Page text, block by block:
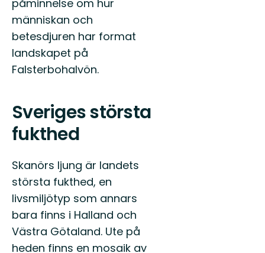
påminnelse om hur
människan och
betesdjuren har format
landskapet på
Falsterbohalvön.
Sveriges största
fukthed
Skanörs ljung är landets
största fukthed, en
livsmiljötyp som annars
bara finns i Halland och
Västra Götaland. Ute på
heden finns en mosaik av